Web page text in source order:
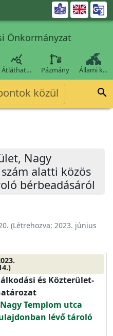

Önkormányzat

Átláthat… Pázmány Állami k…
közül 
Nagy
alatti közös
bérbeadásáról
(Létrehozva: 2023. június
és Közterület-
Templom utca
lévő tároló